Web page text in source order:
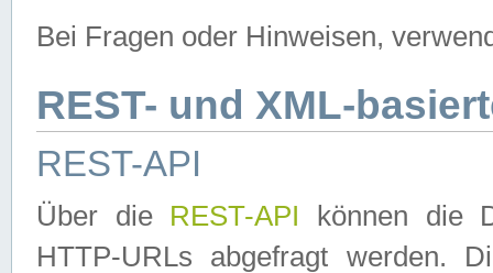
Bei Fragen oder Hinweisen,
REST- und XML-
REST-API
Über die REST-API können die
HTTP-URLs abgefragt werden.